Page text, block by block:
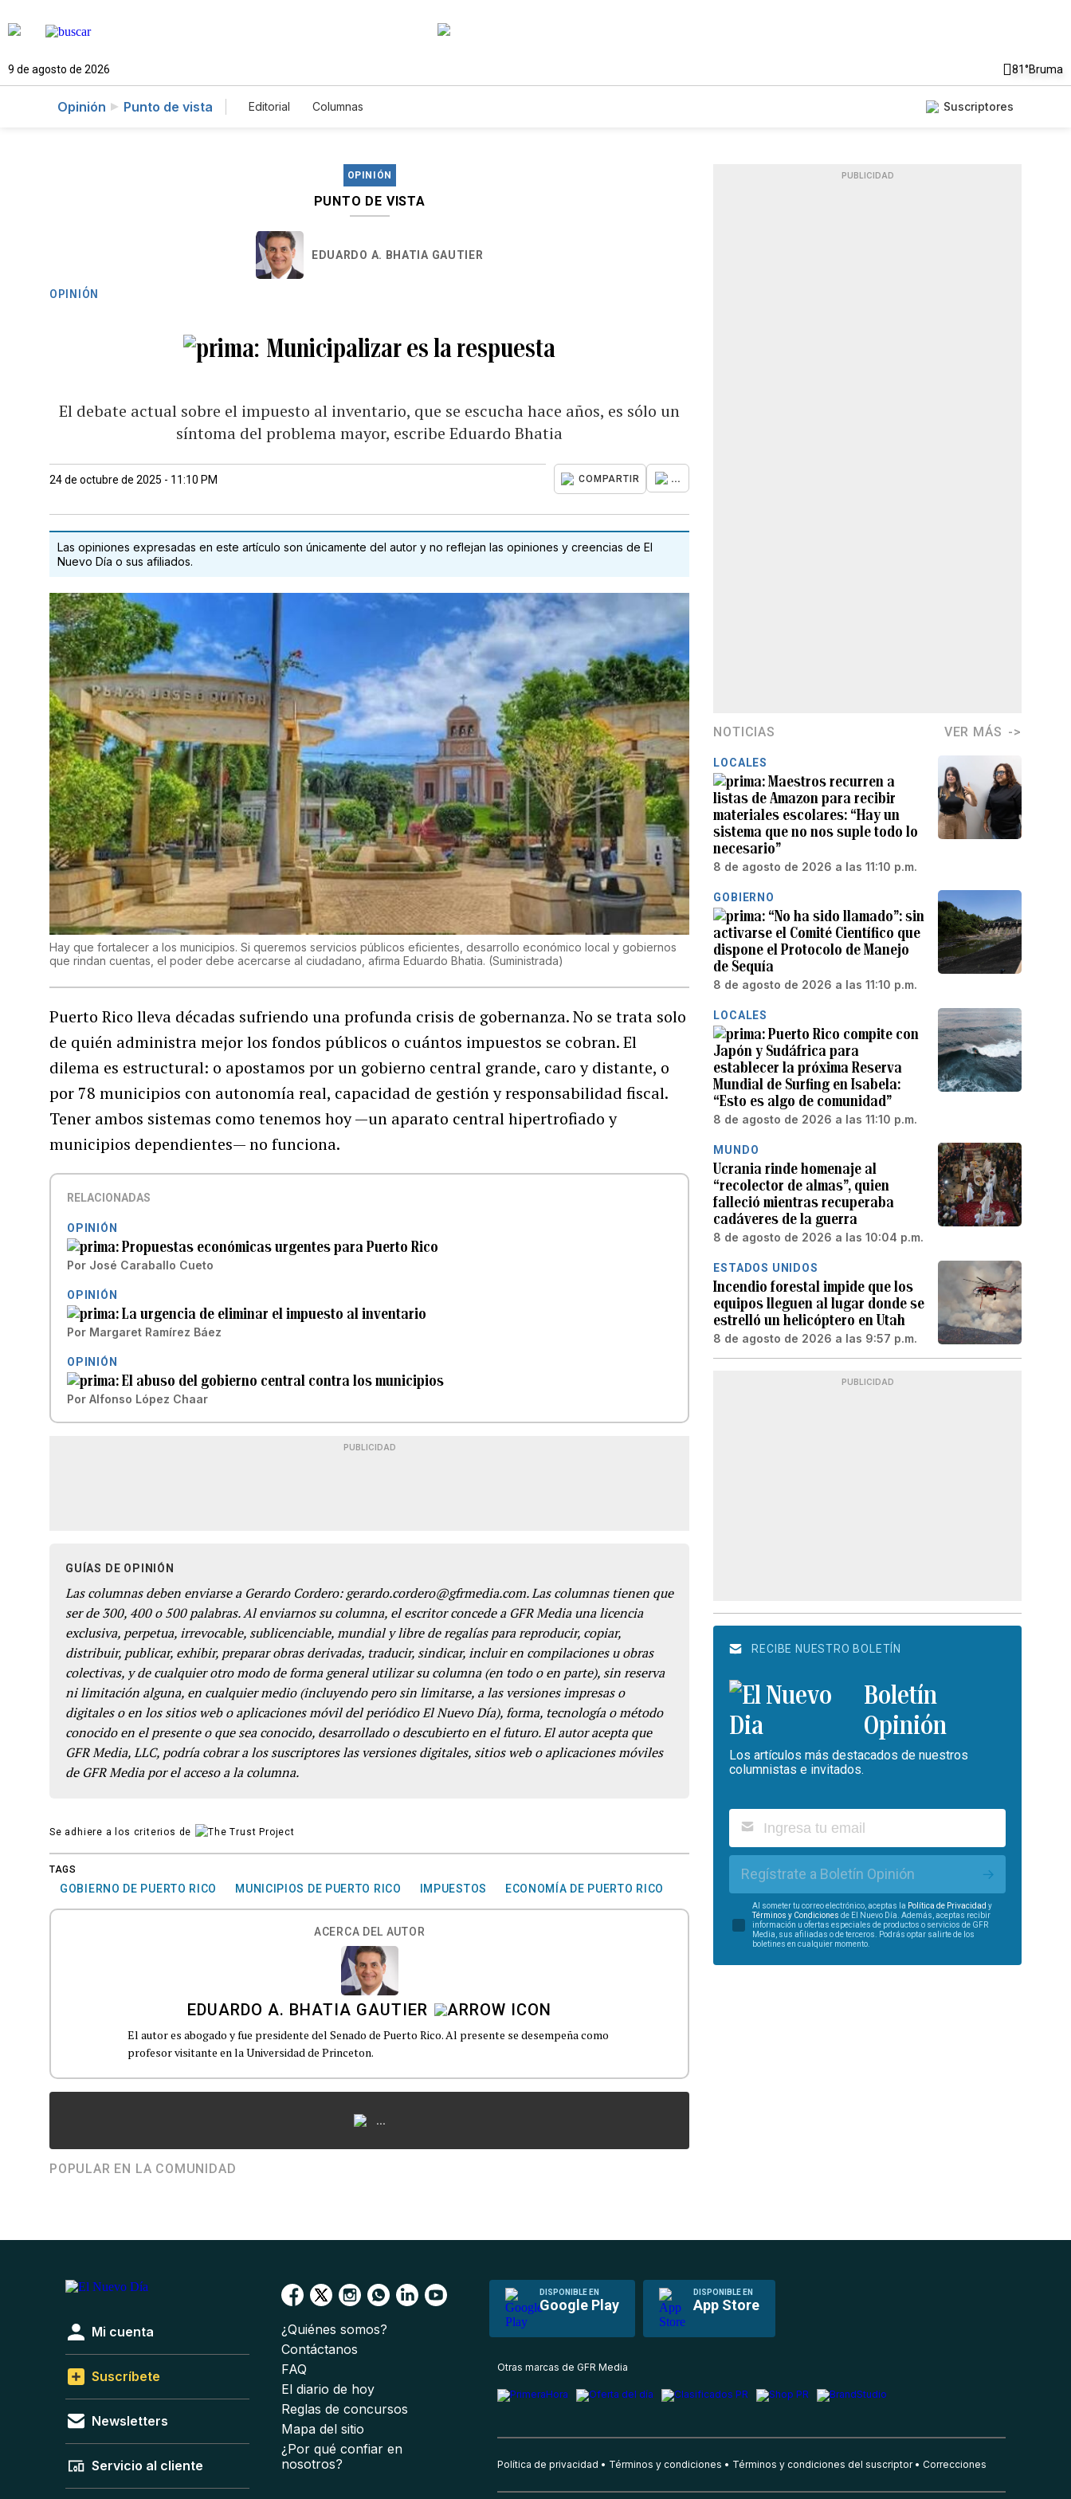
9 de agosto de 2026 81°Bruma
Opinión Punto de vista Editorial Columnas Suscriptores
OPINIÓN
PUNTO DE VISTA
EDUARDO A. BHATIA GAUTIER
OPINIÓN
Municipalizar es la respuesta
El debate actual sobre el impuesto al inventario, que se escucha hace años, es sólo un
síntoma del problema mayor, escribe Eduardo Bhatia
24 de octubre de 2025 - 11:10 PM COMPARTIR ...
Las opiniones expresadas en este artículo son únicamente del autor y no reflejan las opiniones y creencias de El
Nuevo Día o sus afiliados.
Hay que fortalecer a los municipios. Si queremos servicios públicos eficientes, desarrollo económico local y gobiernos
que rindan cuentas, el poder debe acercarse al ciudadano, afirma Eduardo Bhatia. (Suministrada)
Puerto Rico lleva décadas sufriendo una profunda crisis de gobernanza. No se trata solo
de quién administra mejor los fondos públicos o cuántos impuestos se cobran. El
dilema es estructural: o apostamos por un gobierno central grande, caro y distante, o
por 78 municipios con autonomía real, capacidad de gestión y responsabilidad fiscal.
Tener ambos sistemas como tenemos hoy —un aparato central hipertrofiado y
municipios dependientes— no funciona.
RELACIONADAS
OPINIÓN
Propuestas económicas urgentes para Puerto Rico
Por José Caraballo Cueto
OPINIÓN
La urgencia de eliminar el impuesto al inventario
Por Margaret Ramírez Báez
OPINIÓN
El abuso del gobierno central contra los municipios
Por Alfonso López Chaar
PUBLICIDAD
GUÍAS DE OPINIÓN
Las columnas deben enviarse a Gerardo Cordero: gerardo.cordero@gfrmedia.com. Las columnas tienen que
ser de 300, 400 o 500 palabras. Al enviarnos su columna, el escritor concede a GFR Media una licencia
exclusiva, perpetua, irrevocable, sublicenciable, mundial y libre de regalías para reproducir, copiar,
distribuir, publicar, exhibir, preparar obras derivadas, traducir, sindicar, incluir en compilaciones u obras
colectivas, y de cualquier otro modo de forma general utilizar su columna (en todo o en parte), sin reserva
ni limitación alguna, en cualquier medio (incluyendo pero sin limitarse, a las versiones impresas o
digitales o en los sitios web o aplicaciones móvil del periódico El Nuevo Día), forma, tecnología o método
conocido en el presente o que sea conocido, desarrollado o descubierto en el futuro. El autor acepta que
GFR Media, LLC, podría cobrar a los suscriptores las versiones digitales, sitios web o aplicaciones móviles
de GFR Media por el acceso a la columna.
Se adhiere a los criterios de
TAGS
GOBIERNO DE PUERTO RICO MUNICIPIOS DE PUERTO RICO IMPUESTOS ECONOMÍA DE PUERTO RICO
ACERCA DEL AUTOR
EDUARDO A. BHATIA GAUTIER
El autor es abogado y fue presidente del Senado de Puerto Rico. Al presente se desempeña como
profesor visitante en la Universidad de Princeton.
...
POPULAR EN LA COMUNIDAD
PUBLICIDAD
NOTICIAS VER MÁS
LOCALES
Maestros recurren a
listas de Amazon para recibir
materiales escolares: “Hay un
sistema que no nos suple todo lo
necesario”
8 de agosto de 2026 a las 11:10 p.m.
GOBIERNO
“No ha sido llamado”: sin
activarse el Comité Científico que
dispone el Protocolo de Manejo
de Sequía
8 de agosto de 2026 a las 11:10 p.m.
LOCALES
Puerto Rico compite con
Japón y Sudáfrica para
establecer la próxima Reserva
Mundial de Surfing en Isabela:
“Esto es algo de comunidad”
8 de agosto de 2026 a las 11:10 p.m.
MUNDO
Ucrania rinde homenaje al
“recolector de almas”, quien
falleció mientras recuperaba
cadáveres de la guerra
8 de agosto de 2026 a las 10:04 p.m.
ESTADOS UNIDOS
Incendio forestal impide que los
equipos lleguen al lugar donde se
estrelló un helicóptero en Utah
8 de agosto de 2026 a las 9:57 p.m.
PUBLICIDAD
RECIBE NUESTRO BOLETÍN
Boletín
Opinión
Los artículos más destacados de nuestros
columnistas e invitados.
Regístrate a Boletín Opinión
Al someter tu correo electrónico, aceptas la Política de Privacidad y
Términos y Condiciones de El Nuevo Día. Además, aceptas recibir
información u ofertas especiales de productos o servicios de GFR
Media, sus afiliadas o de terceros. Podrás optar salirte de los
boletines en cualquier momento.
DISPONIBLE EN
Google Play
DISPONIBLE EN
App Store
Mi cuenta
Suscríbete
Newsletters
Servicio al cliente
¿Quiénes somos?
Contáctanos
FAQ
El diario de hoy
Reglas de concursos
Mapa del sitio
¿Por qué confiar en
nosotros?
Otras marcas de GFR Media
Política de privacidad Términos y condiciones Términos y condiciones del suscriptor Correcciones